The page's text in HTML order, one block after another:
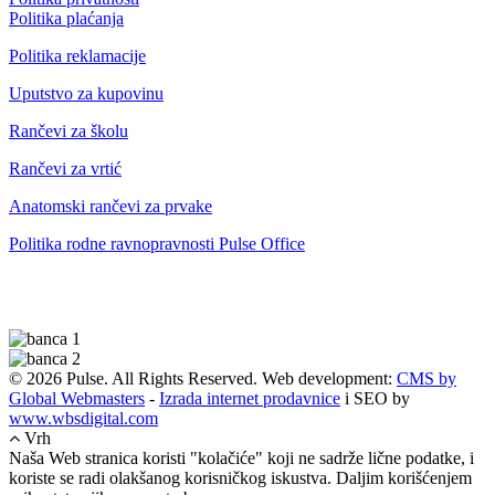
Politika plaćanja
Politika reklamacije
Uputstvo za kupovinu
Rančevi za školu
Rančevi za vrtić
Anatomski rančevi za prvake
Politika rodne ravnopravnosti Pulse Office
© 2026 Pulse. All Rights Reserved. Web development: CMS by
Global Webmasters - Izrada internet prodavnice i SEO by
www.wbsdigital.com
Vrh
Naša Web stranica koristi "kolačiće" koji ne sadrže lične podatke, i
koriste se radi olakšanog korisničkog iskustva. Daljim korišćenjem